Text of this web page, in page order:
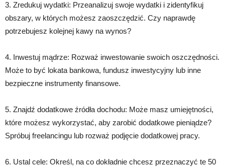
3. Zredukuj wydatki: Przeanalizuj swoje wydatki i zidentyfikuj
obszary, w których możesz zaoszczędzić. Czy naprawdę
potrzebujesz kolejnej kawy na wynos?
4. Inwestuj mądrze: Rozważ inwestowanie swoich oszczędności.
Może to być lokata bankowa, fundusz inwestycyjny lub inne
bezpieczne instrumenty finansowe.
5. Znajdź dodatkowe źródła dochodu: Może masz umiejętności,
które możesz wykorzystać, aby zarobić dodatkowe pieniądze?
Spróbuj freelancingu lub rozważ podjęcie dodatkowej pracy.
6. Ustal cele: Określ, na co dokładnie chcesz przeznaczyć te 50